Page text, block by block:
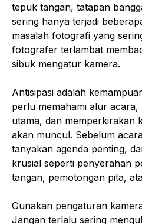
tepuk tangan, tatapan
sering hanya terjadi
masalah fotografi yang
fotografer terlambat
sibuk mengatur kamera.
Antisipasi adalah
perlu memahami alur
utama, dan memperkirakan
akan muncul. Sebelum
tanyakan agenda penting,
krusial seperti penyerahan
tangan, pemotongan pita,
Gunakan pengaturan
Jangan terlalu sering